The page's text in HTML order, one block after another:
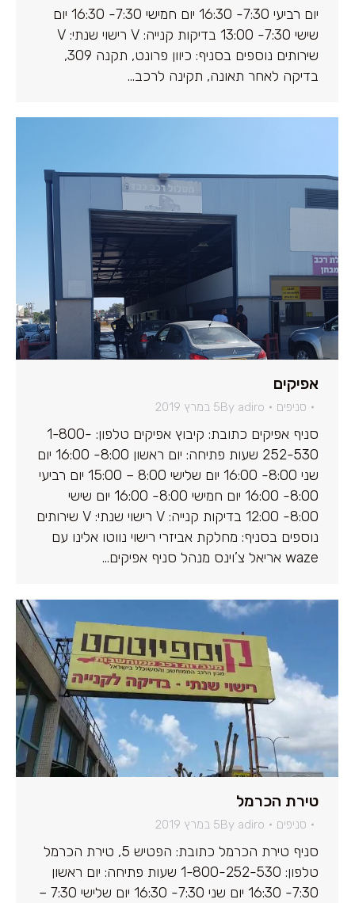
יום רביעי 7:30- 16:30 יום חמישי 7:30- 16:30 יום
שישי 7:30- 13:00 בדיקות קנייה: V רישוי שנתי: V
שירותים נוספים בסניף: כיוון פרונט, תקנה 309,
בדיקה לאחר תאונה, תקינה לרכב…
אפיקים
סניפים By adiro 5 במרץ 2019
סניף אפיקים כתובת: קיבוץ אפיקים טלפון: 1-800-
252-530 שעות פתיחה: יום ראשון 8:00- 16:00 יום
שני 8:00- 16:00 יום שלישי 8:00 – 15:00 יום רביעי
8:00- 16:00 יום חמישי 8:00- 16:00 יום שישי
8:00- 12:00 בדיקות קנייה: V רישוי שנתי: V שירותים
נוספים בסניף: מחלקת אביזרי רישוי נווטו אלינו עם
waze אריאל צ’וינס מנהל סניף אפיקים…
טירת הכרמל
סניפים By adiro 5 במרץ 2019
סניף טירת הכרמל כתובת: הפטיש 5, טירת הכרמל
טלפון: 1-800-252-530 שעות פתיחה: יום ראשון
7:30- 16:30 יום שני 7:30- 16:30 יום שלישי 7:30 –